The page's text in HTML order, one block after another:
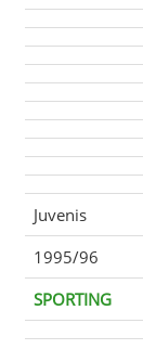
Juvenis
1995/96
SPORTING